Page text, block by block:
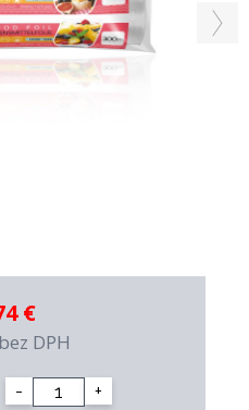
€
bez DPH
- +